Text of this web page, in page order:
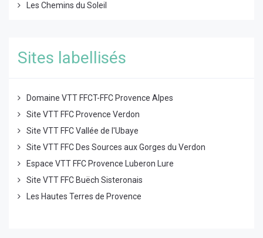
Les Chemins du Soleil
Sites labellisés
Domaine VTT FFCT-FFC Provence Alpes
Site VTT FFC Provence Verdon
Site VTT FFC Vallée de l'Ubaye
Site VTT FFC Des Sources aux Gorges du Verdon
Espace VTT FFC Provence Luberon Lure
Site VTT FFC Buëch Sisteronais
Les Hautes Terres de Provence